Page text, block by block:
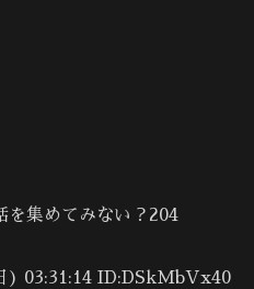
を集めてみない？204
03:31:14 ID:DSkMbVx40